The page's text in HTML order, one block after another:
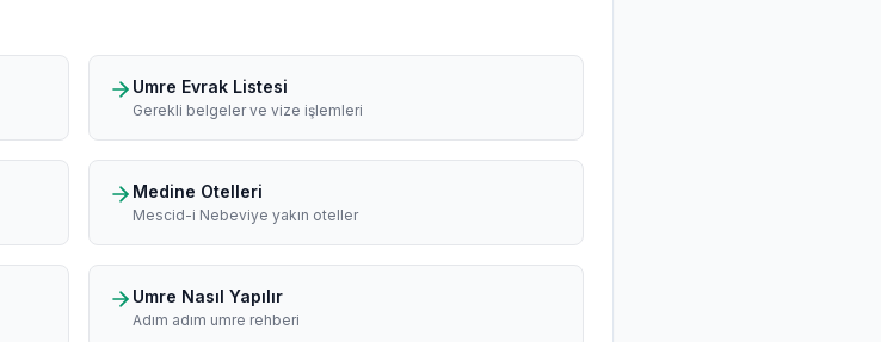
Umre Evrak Listesi
Gerekli belgeler ve vize işlemleri
Medine Otelleri
Mescid-i Nebeviye yakın oteller
Umre Nasıl Yapılır
Adım adım umre rehberi